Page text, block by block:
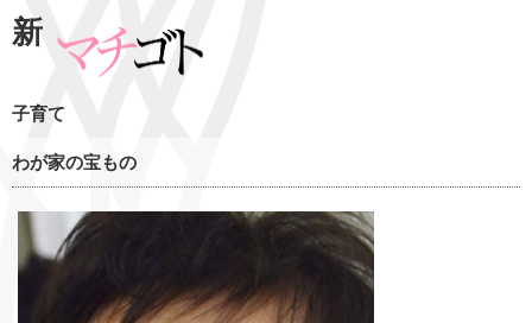
新
子育て
わが家の宝もの